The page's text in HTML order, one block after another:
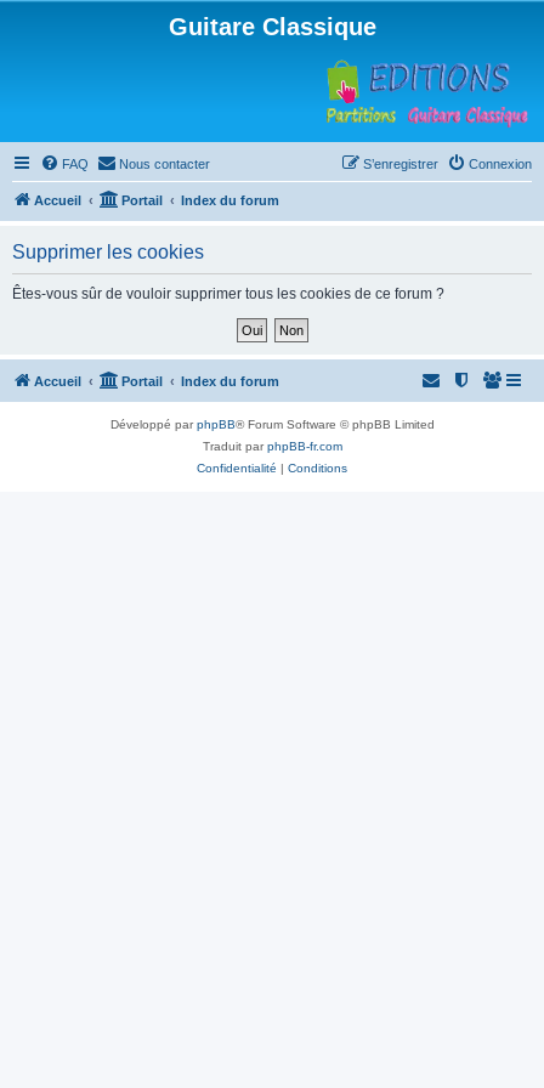
Guitare Classique
FAQ Nous contacter Connexion
S’enregistrer
Accueil Portail Index du forum
Supprimer les cookies
Êtes-vous sûr de vouloir supprimer tous les cookies de ce forum ?
Accueil Portail Index du forum
Développé parphpBB® Forum Software © phpBB Limited
Traduit parphpBB-fr.com
Confidentialité | Conditions